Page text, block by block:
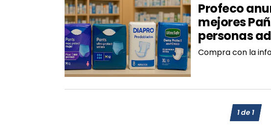
Profeco
mejores
personas
Compra con la
1de1